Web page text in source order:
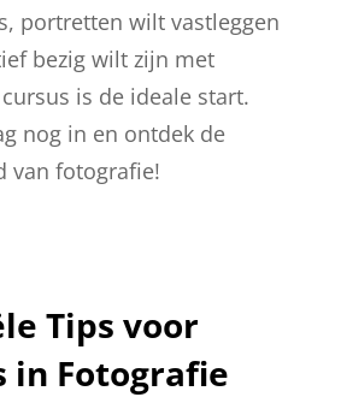
portretten wilt vastleggen
bezig wilt zijn met
is de ideale start.
nog in en ontdek de
van fotografie!
Tips voor
in Fotografie